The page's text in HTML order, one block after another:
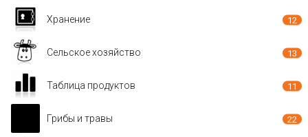
Хранение 12
Сельское хозяйство 13
Таблица продуктов 11
Грибы и травы 22